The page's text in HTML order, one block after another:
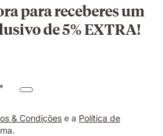
para receberes um
de 5% EXTRA!
& Condições e a Política de